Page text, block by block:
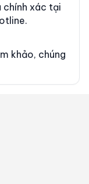
chính xác tại
khảo, chúng